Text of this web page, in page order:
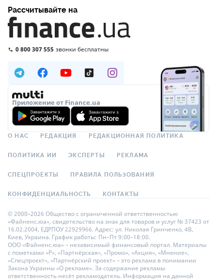
Рассчитывайте на
0 800 307 555 звонки бесплатны
Приложение от Finance.ua
О НАС РЕДАКЦИЯ РЕДАКЦИОННАЯ ПОЛИТИКА
ПОЛИТИКА ИИ ЭКСПЕРТЫ РЕКЛАМА
СПЕЦПРОЕКТЫ ПРАВИЛА ПОЛЬЗОВАНИЯ
КОНФИДЕНЦИАЛЬНОСТЬ КОНТАКТЫ
© 2000–2026 Общество с ограниченной ответственностью
«Файненс.юа», свидетельство на знак для товаров и услуг № 37423 от
16.02.2004, ЕДРПОУ 22929966. Адрес: ул. Николая Гринченко, 4В,
Киев, Украина. График работы: Пн–Пт 9:00–18:00.
ООО «Файненс.юа» – независимый финансовый портал. Материалы
с пометками «Р», «Партнёрская», «Промо», «Акция», «Мнение»,
«Спецпроект», «Партнёрский проект» – это реклама в понимании
Закона Украины «О рекламе». За содержание рекламы
ответственность несёт рекламодатель. Информация на данной